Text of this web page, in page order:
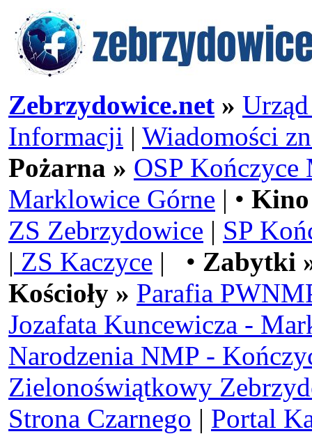
Zebrzydowice.net »
Informacji | Wiadomości
Pożarna » OSP Kończyce
Marklowice Górne | •
ZS Zebrzydowice | SP
| ZS Kaczyce | • Zabytki
Kościoły » Parafia
Jozafata Kuncewicza -
Narodzenia NMP -
Zielonoświątkowy
Strona Czarnego | Portal